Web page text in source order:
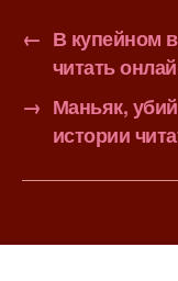
← В купейном
читать
→ Маньяк,
истории